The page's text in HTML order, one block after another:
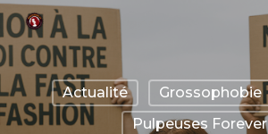
Skip
to
main
content
Actualité Grossophobie
Pulpeuses Forever